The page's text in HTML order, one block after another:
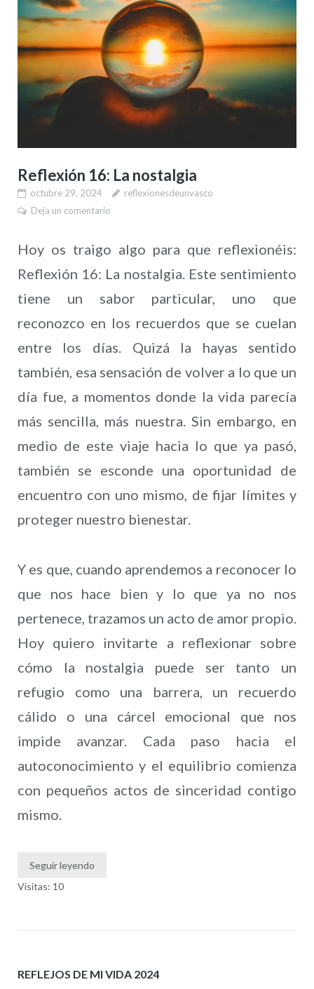
Reflexión 16: La nostalgia
octubre 29, 2024
reflexionesdeunvasco
Deja un comentario
Hoy os traigo algo para que reflexionéis:
Reflexión 16: La nostalgia. Este sentimiento
tiene un sabor particular, uno que
reconozco en los recuerdos que se cuelan
entre los días. Quizá la hayas sentido
también, esa sensación de volver a lo que un
día fue, a momentos donde la vida parecía
más sencilla, más nuestra. Sin embargo, en
medio de este viaje hacia lo que ya pasó,
también se esconde una oportunidad de
encuentro con uno mismo, de fijar límites y
proteger nuestro bienestar.
Y es que, cuando aprendemos a reconocer lo
que nos hace bien y lo que ya no nos
pertenece, trazamos un acto de amor propio.
Hoy quiero invitarte a reflexionar sobre
cómo la nostalgia puede ser tanto un
refugio como una barrera, un recuerdo
cálido o una cárcel emocional que nos
impide avanzar. Cada paso hacia el
autoconocimiento y el equilibrio comienza
con pequeños actos de sinceridad contigo
mismo.
Seguir leyendo
Visitas: 10
REFLEJOS DE MI VIDA 2024